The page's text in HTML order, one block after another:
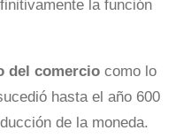
la función
del comercio como lo
hasta el año 600
de la moneda.